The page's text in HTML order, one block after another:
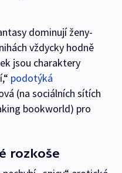
dominují ženy-
vždycky hodně
jsou charaktery
podotýká
(na sociálních sítích
bookworld) pro
rozkoše